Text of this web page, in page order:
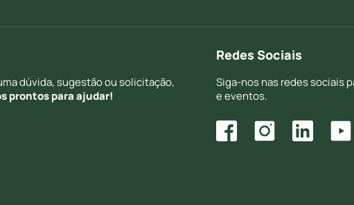
dúvida, sugestão ou solicitação,
prontos para ajudar!
Redes Sociais
Siga-nos nas redes sociais
e eventos.